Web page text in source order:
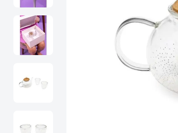
massageador